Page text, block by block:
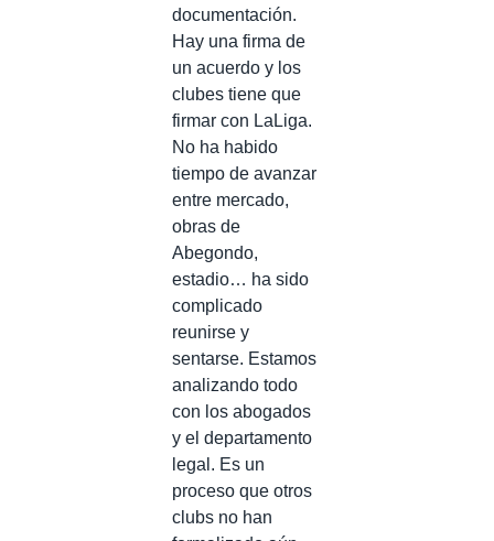
documentación.
Hay una firma de
un acuerdo y los
clubes tiene que
firmar con LaLiga.
No ha habido
tiempo de avanzar
entre mercado,
obras de
Abegondo,
estadio… ha sido
complicado
reunirse y
sentarse. Estamos
analizando todo
con los abogados
y el departamento
legal. Es un
proceso que otros
clubs no han